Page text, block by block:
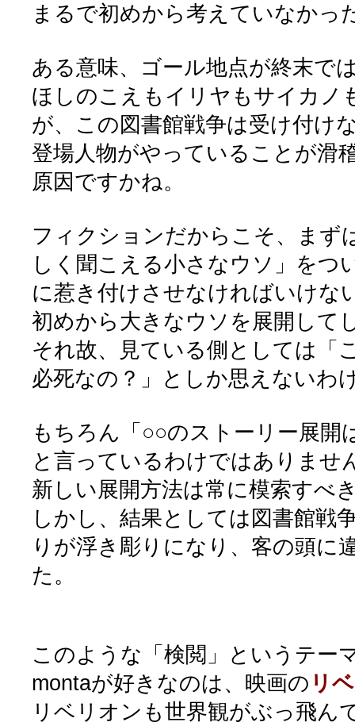
まるで初めから考えていなかっ
ある意味、ゴール地点が終末で
ほしのこえもイリヤもサイカノ
が、この図書館戦争は受け付け
登場人物がやっていることが滑
原因ですかね。
フィクションだからこそ、まず
しく聞こえる小さなウソ」をつ
に惹き付けさせなければいけな
初めから大きなウソを展開して
それ故、見ている側としては「
必死なの？」としか思えないわ
もちろん「○○のストーリー展開
と言っているわけではありませ
新しい展開方法は常に模索すべ
しかし、結果としては図書館戦
りが浮き彫りになり、客の頭に
た。
このような「検閲」というテー
montaが好きなのは、映画の リ
リベリオンも世界観がぶっ飛ん